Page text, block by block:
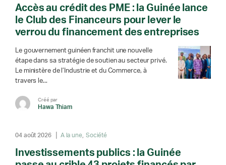
Accès au crédit des PME : la Guinée lance
le Club des Financeurs pour lever le
verrou du financement des entreprises
Le gouvernement guinéen franchit une nouvelle
étape dans sa stratégie de soutien au secteur privé.
Le ministère de l’Industrie et du Commerce, à
travers le...
Créé par
Hawa Thiam
04 août 2026 A la une Société
Investissements publics : la Guinée